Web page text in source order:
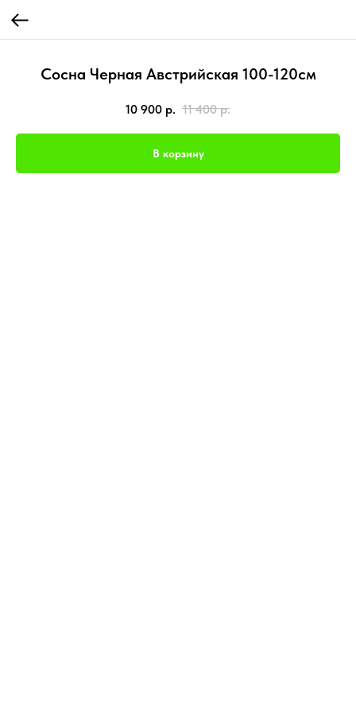
Сосна Черная Австрийская 100-120см
10 900 р. 11 400 р.
В корзину